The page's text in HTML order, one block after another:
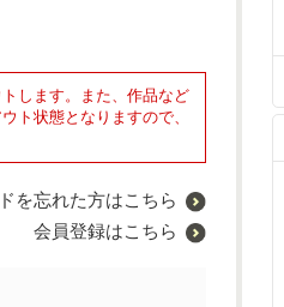
します。また、作品など
ト状態となりますので、
を忘れた方はこちら
会員登録はこちら